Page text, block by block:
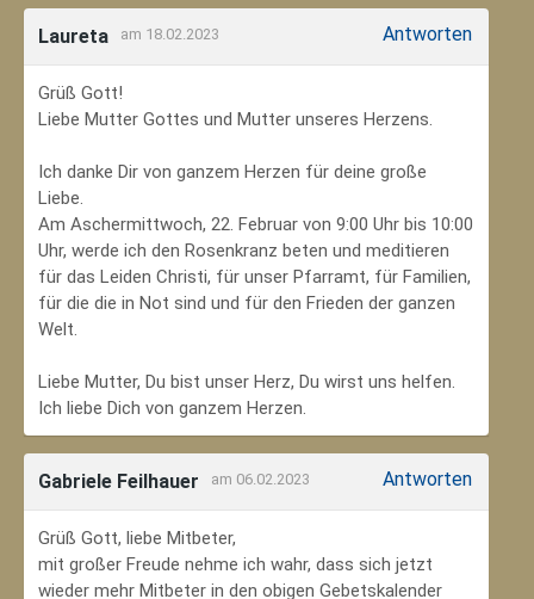
Laureta am 18.02.2023 Antworten
Grüß Gott!
Liebe Mutter Gottes und Mutter unseres Herzens.
Ich danke Dir von ganzem Herzen für deine große
Liebe.
Am Aschermittwoch, 22. Februar von 9:00 Uhr bis 10:00
Uhr, werde ich den Rosenkranz beten und meditieren
für das Leiden Christi, für unser Pfarramt, für Familien,
für die die in Not sind und für den Frieden der ganzen
Welt.
Liebe Mutter, Du bist unser Herz, Du wirst uns helfen.
Ich liebe Dich von ganzem Herzen.
Gabriele Feilhauer am 06.02.2023 Antworten
Grüß Gott, liebe Mitbeter,
mit großer Freude nehme ich wahr, dass sich jetzt
wieder mehr Mitbeter in den obigen Gebetskalender